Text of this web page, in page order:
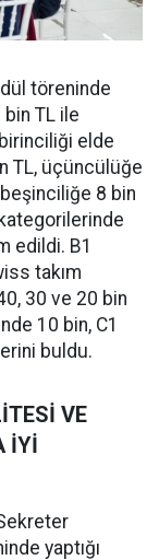
töreninde
TL ile
elde
TL, üçüncülüğe
8 bin
edildi. B1
takım
30 ve 20 bin
10 bin, C1
buldu.
VE
İYİ
yaptığı